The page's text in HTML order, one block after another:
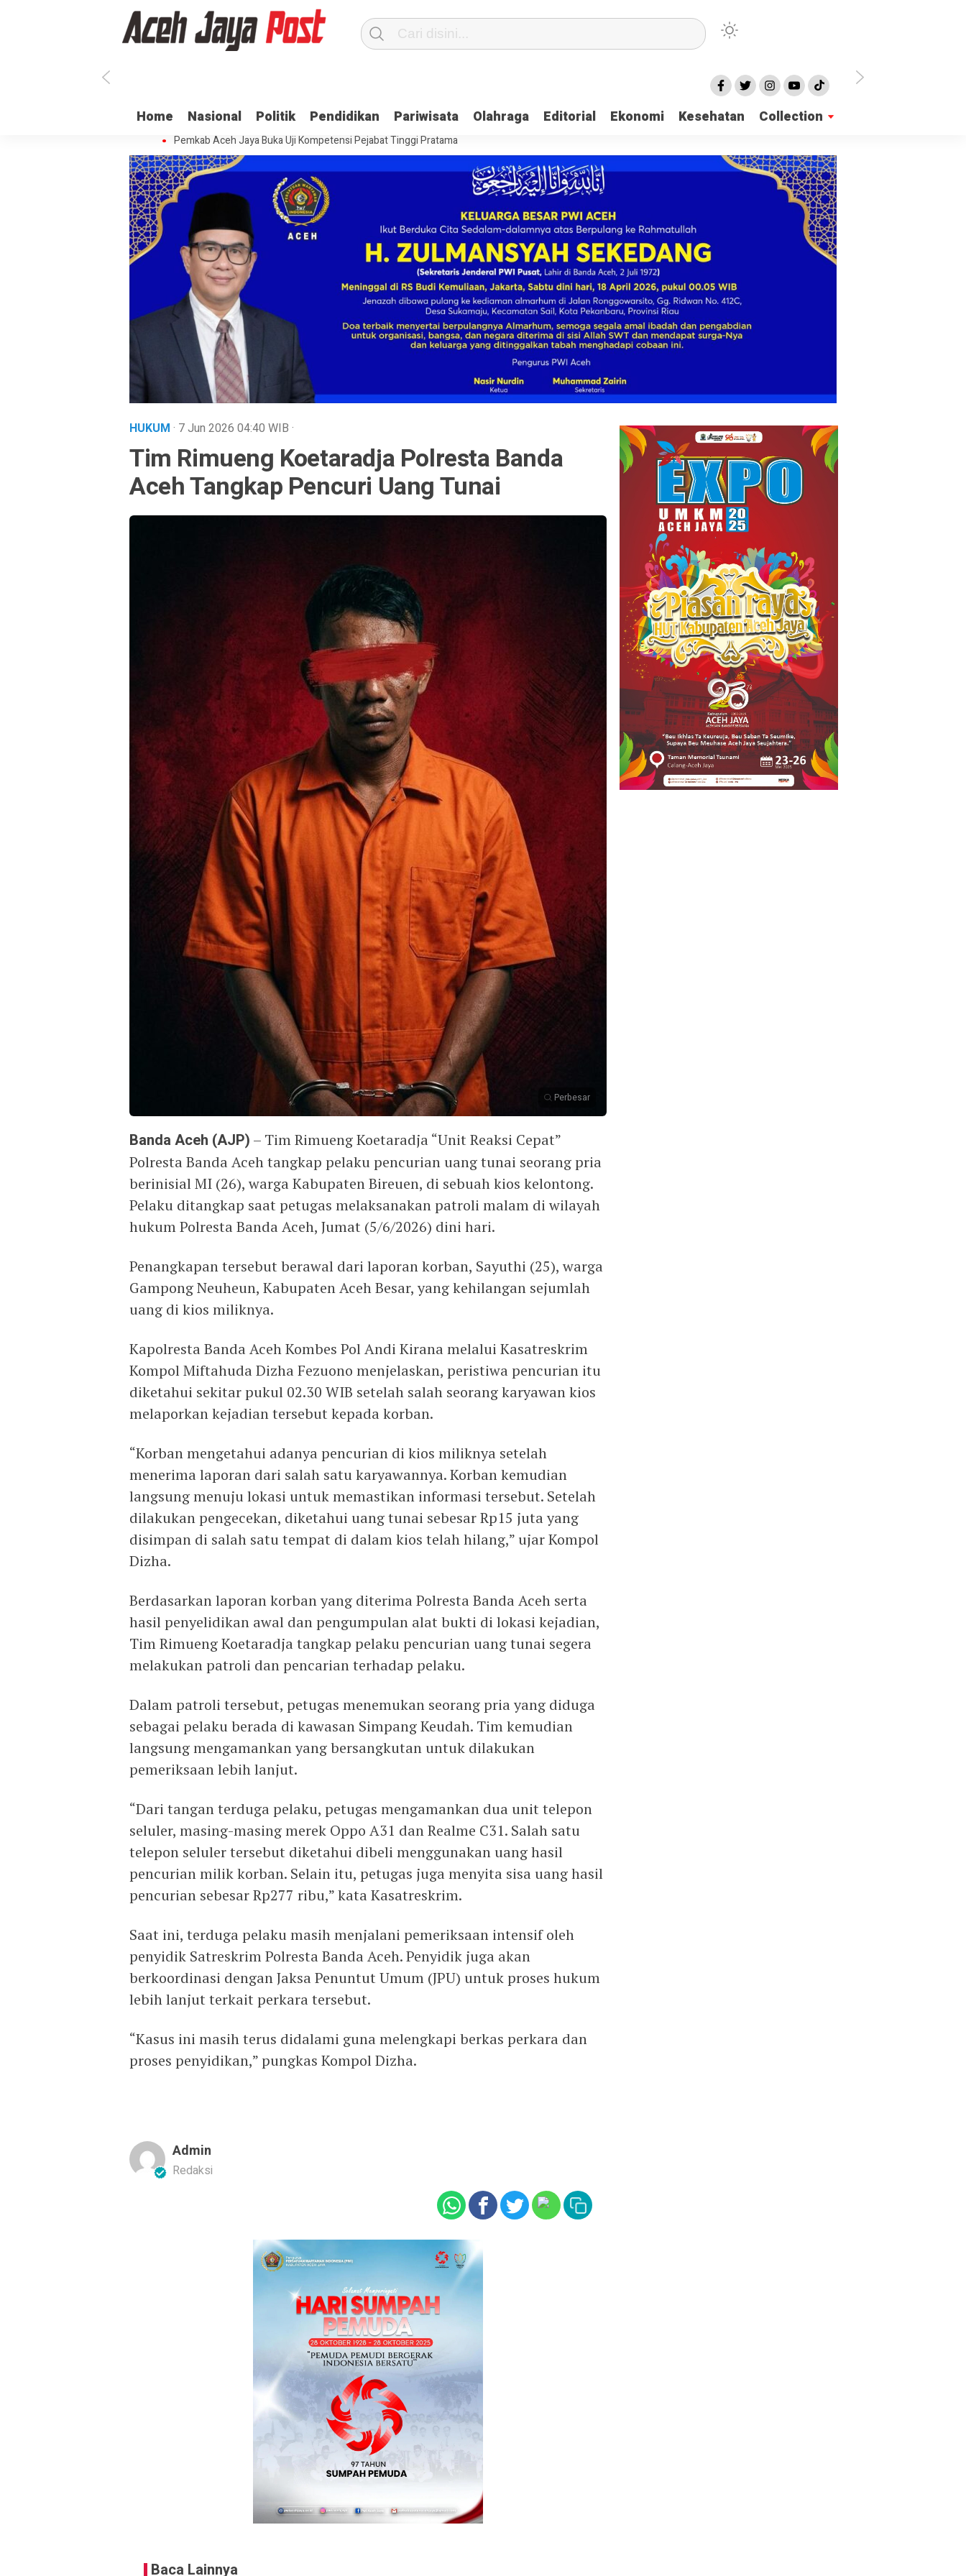
Home Nasional Politik Pendidikan Pariwisata Olahraga Editorial Ekonomi Kesehatan Collection
Ratusan ASN di Aceh Jaya Belum Terima Gaji
Ulama dan Pj Bupati Aceh Jaya Bahas Penguatan Kemandirian Dayah
Dua Oknum Anggota Polda Aceh Ditangkap, Ini Kasusnya
Saat Proses Sortir, Panwaslih Aceh Jaya Temukan 137 Surat Suara Rusak
Pemkab Aceh Jaya Buka Uji Kompetensi Pejabat Tinggi Pratama
HUKUM · 7 Jun 2026 04:40 WIB ·
Tim Rimueng Koetaradja Polresta Banda
Aceh Tangkap Pencuri Uang Tunai
Perbesar
Banda Aceh (AJP) – Tim Rimueng Koetaradja “Unit Reaksi Cepat”
Polresta Banda Aceh tangkap pelaku pencurian uang tunai seorang pria
berinisial MI (26), warga Kabupaten Bireuen, di sebuah kios kelontong.
Pelaku ditangkap saat petugas melaksanakan patroli malam di wilayah
hukum Polresta Banda Aceh, Jumat (5/6/2026) dini hari.
Penangkapan tersebut berawal dari laporan korban, Sayuthi (25), warga
Gampong Neuheun, Kabupaten Aceh Besar, yang kehilangan sejumlah
uang di kios miliknya.
Kapolresta Banda Aceh Kombes Pol Andi Kirana melalui Kasatreskrim
Kompol Miftahuda Dizha Fezuono menjelaskan, peristiwa pencurian itu
diketahui sekitar pukul 02.30 WIB setelah salah seorang karyawan kios
melaporkan kejadian tersebut kepada korban.
“Korban mengetahui adanya pencurian di kios miliknya setelah
menerima laporan dari salah satu karyawannya. Korban kemudian
langsung menuju lokasi untuk memastikan informasi tersebut. Setelah
dilakukan pengecekan, diketahui uang tunai sebesar Rp15 juta yang
disimpan di salah satu tempat di dalam kios telah hilang,” ujar Kompol
Dizha.
Berdasarkan laporan korban yang diterima Polresta Banda Aceh serta
hasil penyelidikan awal dan pengumpulan alat bukti di lokasi kejadian,
Tim Rimueng Koetaradja tangkap pelaku pencurian uang tunai segera
melakukan patroli dan pencarian terhadap pelaku.
Dalam patroli tersebut, petugas menemukan seorang pria yang diduga
sebagai pelaku berada di kawasan Simpang Keudah. Tim kemudian
langsung mengamankan yang bersangkutan untuk dilakukan
pemeriksaan lebih lanjut.
“Dari tangan terduga pelaku, petugas mengamankan dua unit telepon
seluler, masing-masing merek Oppo A31 dan Realme C31. Salah satu
telepon seluler tersebut diketahui dibeli menggunakan uang hasil
pencurian milik korban. Selain itu, petugas juga menyita sisa uang hasil
pencurian sebesar Rp277 ribu,” kata Kasatreskrim.
Saat ini, terduga pelaku masih menjalani pemeriksaan intensif oleh
penyidik Satreskrim Polresta Banda Aceh. Penyidik juga akan
berkoordinasi dengan Jaksa Penuntut Umum (JPU) untuk proses hukum
lebih lanjut terkait perkara tersebut.
“Kasus ini masih terus didalami guna melengkapi berkas perkara dan
proses penyidikan,” pungkas Kompol Dizha.
Admin
Redaksi
Baca Lainnya